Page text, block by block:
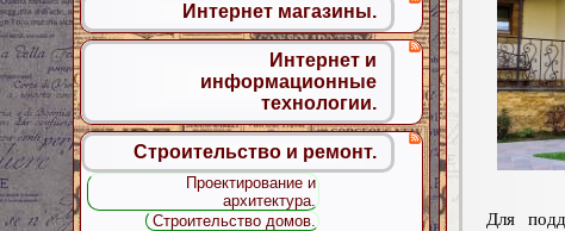
Для
Интернет магазины.
Интернет и
информационные
технологии.
Строительство и ремонт.
Проектирование и
архитектура.
Строительство домов.